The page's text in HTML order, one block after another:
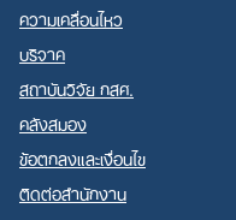
ความเคลื่อนไหว
บริจาค
สถาบันวิจัย กสศ.
คลังสมอง
ข้อตกลงและเงื่อนไข
ติดต่อสำนักงาน